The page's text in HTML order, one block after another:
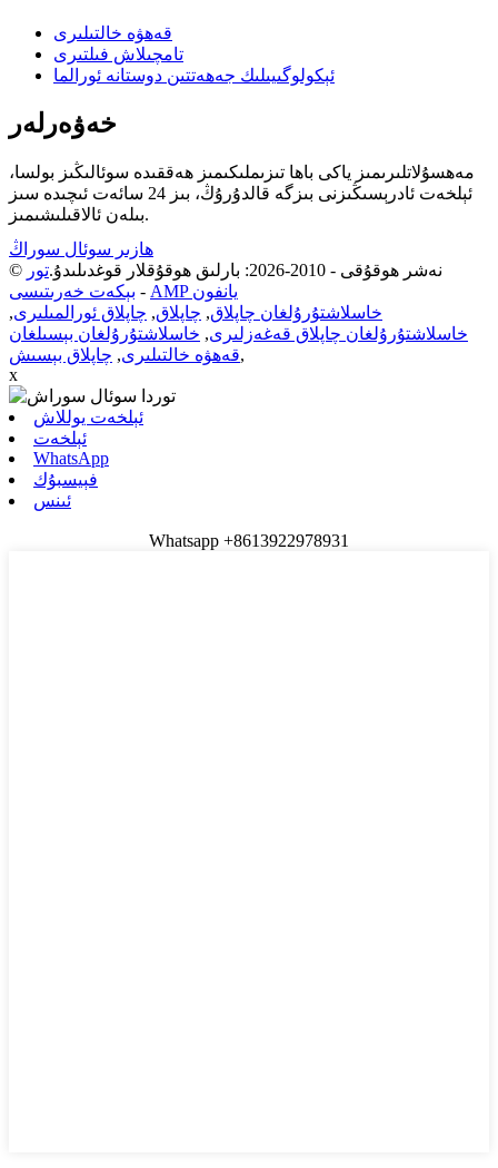
قەھۋە خالتىلىرى
تامچىلاش فىلتىرى
ئېكولوگىيىلىك جەھەتتىن دوستانە ئورالما
خەۋەرلەر
مەھسۇلاتلىرىمىز ياكى باھا تىزىملىكىمىز ھەققىدە سوئالىڭىز بولسا،
ئېلخەت ئادرېسىڭىزنى بىزگە قالدۇرۇڭ، بىز 24 سائەت ئىچىدە سىز
بىلەن ئالاقىلىشىمىز.
ھازىر سوئال سوراڭ
© نەشر ھوقۇقى - 2010-2026: بارلىق ھوقۇقلار قوغدىلىدۇ.
تور
بېكەت خەرىتىسى -
AMP يانفون
خاسلاشتۇرۇلغان چاپلاق, چاپلاق, چاپلاق ئورالمىلىرى,
خاسلاشتۇرۇلغان چاپلاق قەغەزلىرى, خاسلاشتۇرۇلغان بېسىلغان
قەھۋە خالتىلىرى, چاپلاق بېسىش
,
x
ئېلخەت يوللاش
ئېلخەت
WhatsApp
فېيسبۇك
ئىنس
Whatsapp +8613922978931